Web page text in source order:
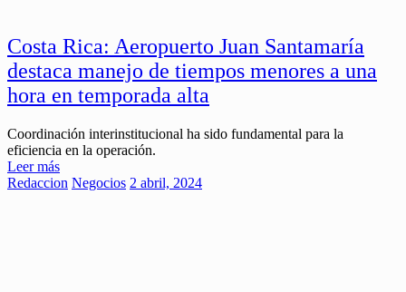
Costa Rica: Aeropuerto Juan Santamaría
destaca manejo de tiempos menores a una
hora en temporada alta
Coordinación interinstitucional ha sido fundamental para la
eficiencia en la operación.
Leer más
Redaccion Negocios 2 abril, 2024